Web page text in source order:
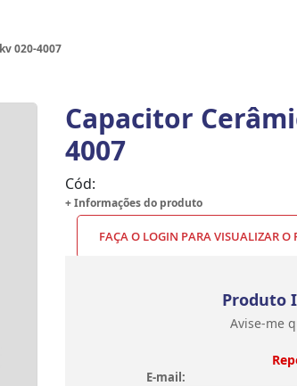
020-4007
Capacitor
4007
Cód:
+ Informações do produto
FAÇA O LOGIN PARA VISUALIZAR O
Produto
Avise-me
E-mail: